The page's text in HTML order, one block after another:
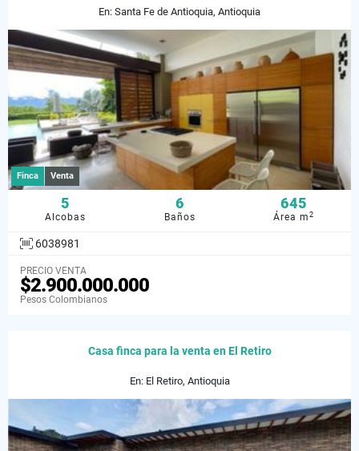
En: Santa Fe de Antioquia, Antioquia
Finca Venta
5
Alcobas
6
Baños
645
Área m2
6038981
PRECIO VENTA
$2.900.000.000
Pesos Colombianos
Casa finca para la venta en El Retiro
En: El Retiro, Antioquia